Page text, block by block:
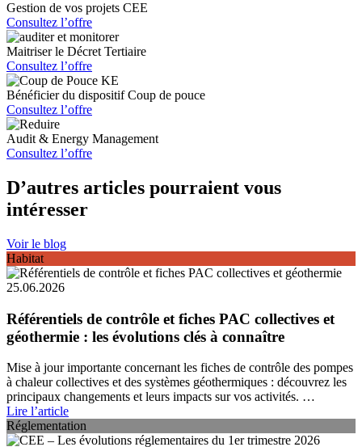
Gestion de vos projets CEE
Consultez l’offre
Maitriser le Décret Tertiaire
Consultez l’offre
Bénéficier du dispositif Coup de pouce
Consultez l’offre
Audit & Energy Management
Consultez l’offre
D’autres articles pourraient vous
intéresser
Voir le blog
Habitat
25.06.2026
Référentiels de contrôle et fiches PAC collectives et
géothermie : les évolutions clés à connaître
Mise à jour importante concernant les fiches de contrôle des pompes
à chaleur collectives et des systèmes géothermiques : découvrez les
principaux changements et leurs impacts sur vos activités. …
Lire l’article
Réglementation